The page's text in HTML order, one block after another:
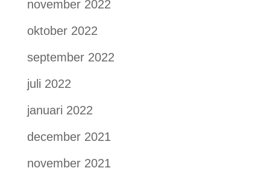
november 2022
oktober 2022
september 2022
juli 2022
januari 2022
december 2021
november 2021